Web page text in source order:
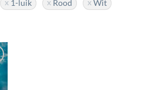
1-luik Rood Wit